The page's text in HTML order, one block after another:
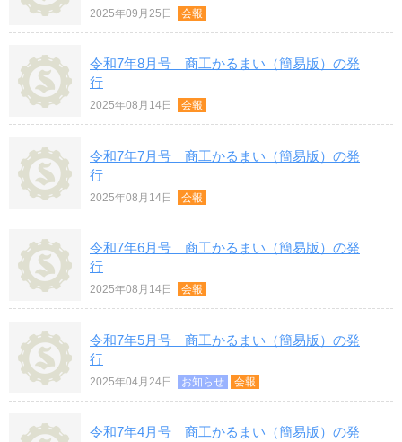
2025年09月25日 会報
令和7年8月号 商工かるまい（簡易版）の発
行
2025年08月14日 会報
令和7年7月号 商工かるまい（簡易版）の発
行
2025年08月14日 会報
令和7年6月号 商工かるまい（簡易版）の発
行
2025年08月14日 会報
令和7年5月号 商工かるまい（簡易版）の発
行
2025年04月24日 お知らせ 会報
令和7年4月号 商工かるまい（簡易版）の発